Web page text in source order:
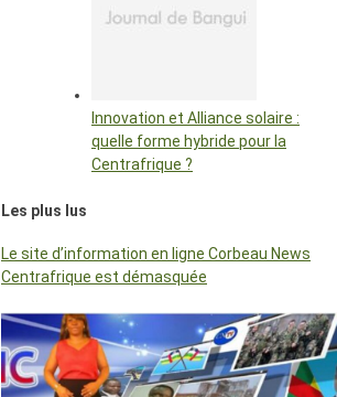
Innovation et Alliance solaire :
quelle forme hybride pour la
Centrafrique ?
Les plus lus
Le site d’information en ligne Corbeau News
Centrafrique est démasquée